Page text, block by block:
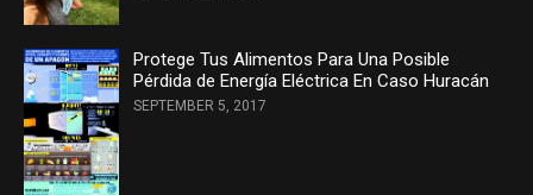
Protege Tus Alimentos Para Una Posible
Pérdida de Energía Eléctrica En Caso Huracán
SEPTEMBER 5, 2017